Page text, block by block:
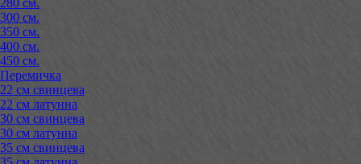
300 см.
350 см.
400 см.
450 см.
Перемичка
22 см свинцева
22 см латунна
30 см свинцева
30 см латунна
35 см свинцева